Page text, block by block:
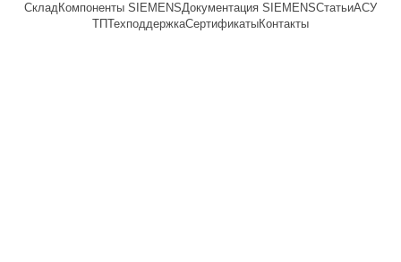
СкладКомпоненты SIEMENSДокументация SIEMENSСтатьиАСУ
ТПТехподдержкаСертификатыКонтакты